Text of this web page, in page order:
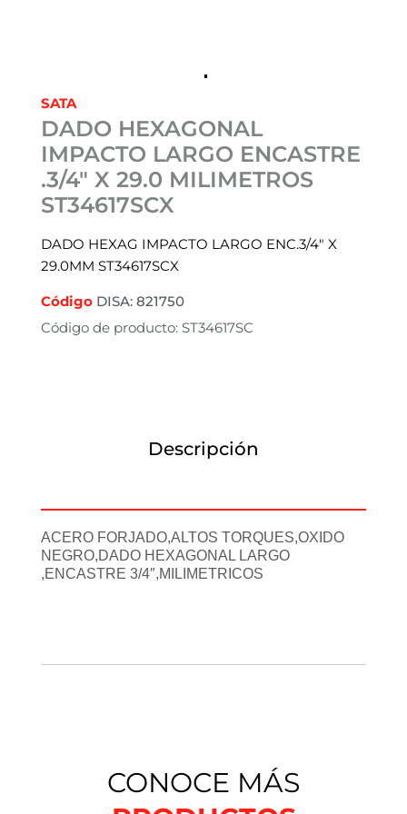
SATA
DADO HEXAGONAL
IMPACTO LARGO ENCASTRE
.3/4″ X 29.0 MILIMETROS
ST34617SCX
DADO HEXAG IMPACTO LARGO ENC.3/4″ X
29.0MM ST34617SCX
Código DISA: 821750
Código de producto: ST34617SC
Descripción
ACERO FORJADO,ALTOS TORQUES,OXIDO
NEGRO,DADO HEXAGONAL LARGO
,ENCASTRE 3/4″,MILIMETRICOS
CONOCE MÁS